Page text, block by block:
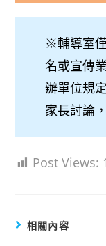
※輔導室
名或宣傳
辦單位規
家長討論
Post Views:
相關內容